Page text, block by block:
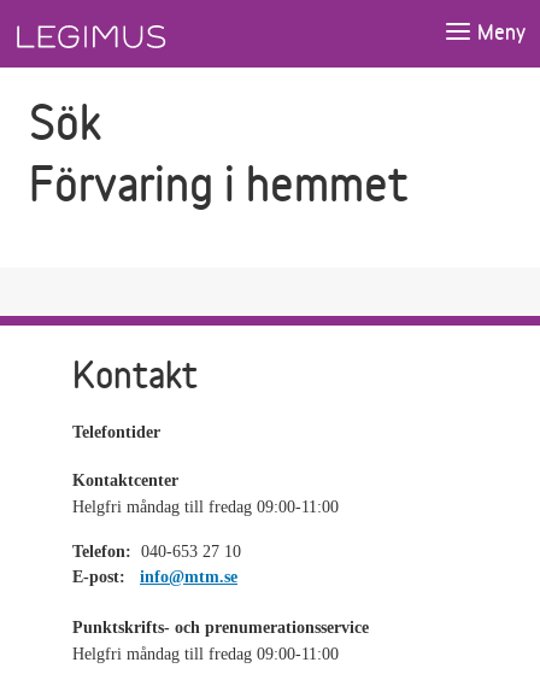
Meny
Sök
Förvaring i hemmet
Kontakt
Telefontider
Kontaktcenter
Helgfri måndag till fredag 09:00-11:00
Telefon: 040-653 27 10
E-post:
info@mtm.se
Punktskrifts- och prenumerationsservice
Helgfri måndag till fredag 09:00-11:00